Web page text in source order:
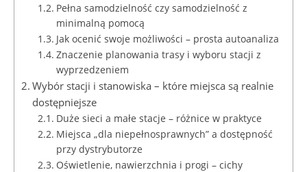
Pełna samodzielność czy samodzielność z
minimalną pomocą
Jak ocenić swoje możliwości – prosta autoanaliza
Znaczenie planowania trasy i wyboru stacji z
wyprzedzeniem
Wybór stacji i stanowiska – które miejsca są realnie
dostępniejsze
Duże sieci a małe stacje – różnice w praktyce
Miejsca „dla niepełnosprawnych” a dostępność
przy dystrybutorze
Oświetlenie, nawierzchnia i progi – cichy